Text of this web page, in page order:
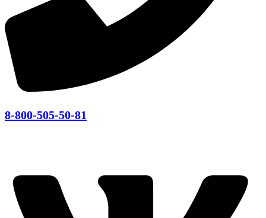
8-800-505-50-81